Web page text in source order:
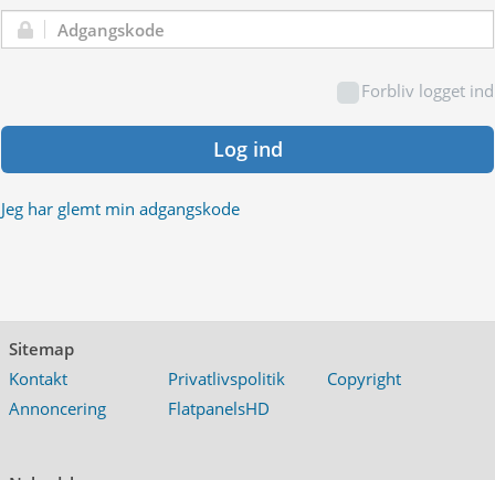
Adgangskode:
Forbliv logget ind
Log ind
Jeg har glemt min adgangskode
Sitemap
Kontakt
Privatlivspolitik
Copyright
Annoncering
FlatpanelsHD